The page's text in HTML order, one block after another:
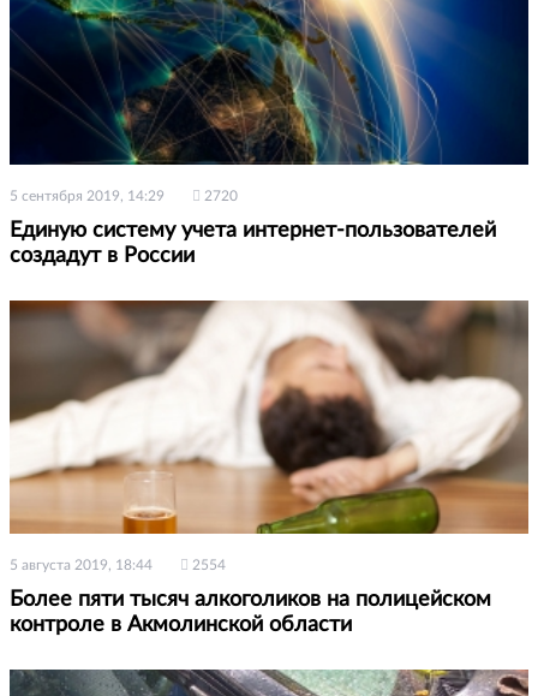
5 сентября 2019, 14:29 2720
Единую систему учета интернет-пользователей
создадут в России
5 августа 2019, 18:44 2554
Более пяти тысяч алкоголиков на полицейском
контроле в Акмолинской области